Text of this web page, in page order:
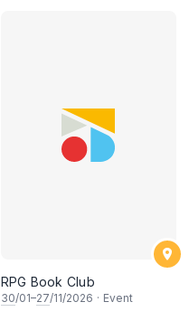
RPG Book Club
30/01–27/11/2026 · Event